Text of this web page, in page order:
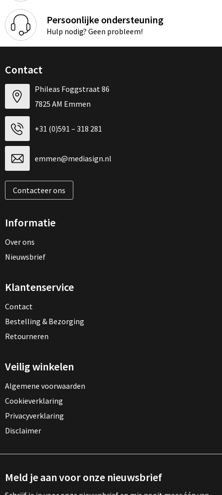
Persoonlijke ondersteuning
Hulp nodig? Geen probleem!
Contact
Phileas Foggstraat 86
7825 AM Emmen
+31 (0)591 – 318 281
emmen@mediasign.nl
Contacteer ons
Informatie
Over ons
Nieuwsbrief
Klantenservice
Contact
Bestelling & Bezorging
Retourneren
Veilig winkelen
Algemene voorwaarden
Cookieverklaring
Privacyverklaring
Disclaimer
Meld je aan voor onze nieuwsbrief